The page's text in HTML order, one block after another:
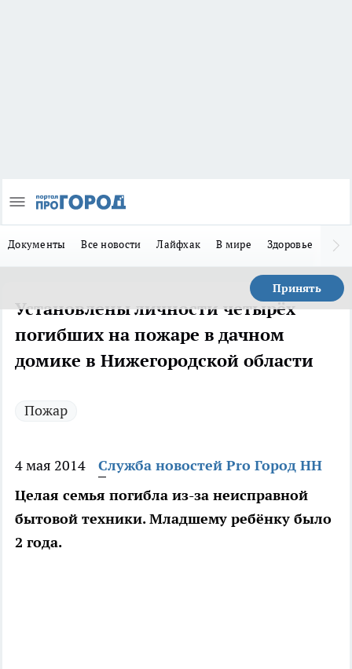
Документы Все новости Лайфхак В мире Здоровье
Принять
Установлены личности четырёх
погибших на пожаре в дачном
домике в Нижегородской области
Пожар
4 мая 2014
Служба новостей Pro Город НН
Целая семья погибла из-за неисправной
бытовой техники. Младшему ребёнку было
2 года.